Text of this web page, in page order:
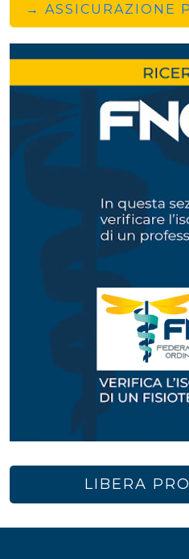
→ ASSICURAZIONE
LIBERA